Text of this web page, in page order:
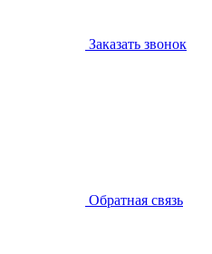
Заказать звонок
Обратная связь